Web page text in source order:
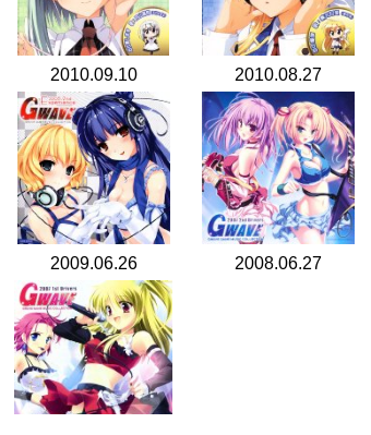
2010.09.10 2010.08.27
2009.06.26 2008.06.27